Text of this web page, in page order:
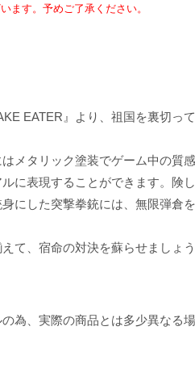
ます。予めご了承ください。
EATER』より、祖国を裏切
メタリック塗装でゲーム中の
に表現することができます。険
にした突撃拳銃には、無限弾倉
て、宿命の対決を蘇らせましょう
為、実際の商品とは多少異なる